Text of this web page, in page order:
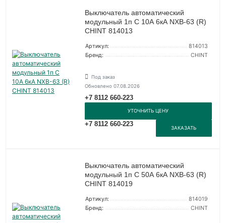
Выключатель автоматический
модульный 1п C 10А 6кА NXB-63 (R)
CHINT 814013
Артикул:
814013
Бренд:
CHINT
Под заказ
Обновлено 07.08.2026
+7 8112 660-223
УТОЧНИТЬ ЦЕНУ
+7 8112 660-223
ЗАКАЗАТЬ
Выключатель автоматический
модульный 1п C 50А 6кА NXB-63 (R)
CHINT 814019
Артикул:
814019
Бренд:
CHINT